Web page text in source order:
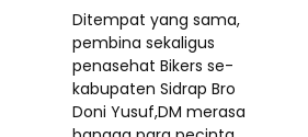
Ditempat yang sama,
pembina sekaligus
penasehat Bikers se-
kabupaten Sidrap Bro
Doni Yusuf,DM merasa